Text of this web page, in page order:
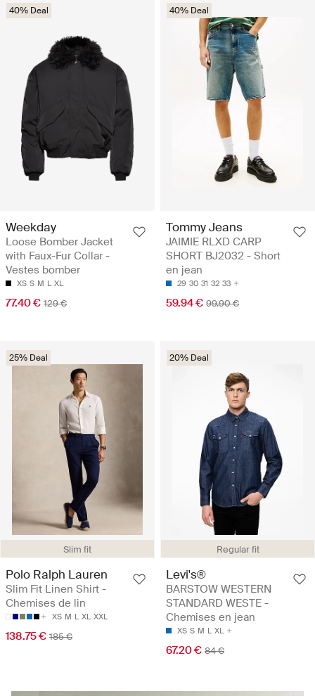
40% Deal
Weekday
Loose Bomber Jacket
with Faux-Fur Collar -
Vestes bomber
XS S M L XL
77.40 € 129 €
40% Deal
Tommy Jeans
JAIMIE RLXD CARP
SHORT BJ2032 - Short
en jean
29 30 31 32 33
59.94 € 99.90 €
Slim fit
25% Deal
Polo Ralph Lauren
Slim Fit Linen Shirt -
Chemises de lin
XS M L XL XXL
138.75 € 185 €
Regular fit
20% Deal
Levi's®
BARSTOW WESTERN
STANDARD WESTE -
Chemises en jean
XS S M L XL
67.20 € 84 €